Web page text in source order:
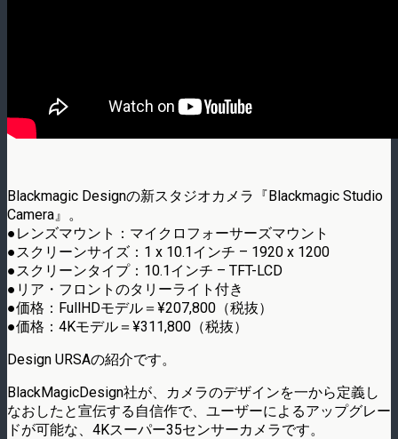
Blackmagic Designの新スタジオカメラ『Blackmagic Studio
Camera』。
●レンズマウント：マイクロフォーサーズマウント
●スクリーンサイズ：1 x 10.1インチ – 1920 x 1200
●スクリーンタイプ：10.1インチ – TFT-LCD
●リア・フロントのタリーライト付き
●価格：FullHDモデル＝¥207,800（税抜）
●価格：4Kモデル＝¥311,800（税抜）
Design URSAの紹介です。
BlackMagicDesign社が、カメラのデザインを一から定義し
なおしたと宣­伝する自信作で、ユーザーによるアップグレー
ドが可能な、4Kスーパー35センサーカ­メラです。